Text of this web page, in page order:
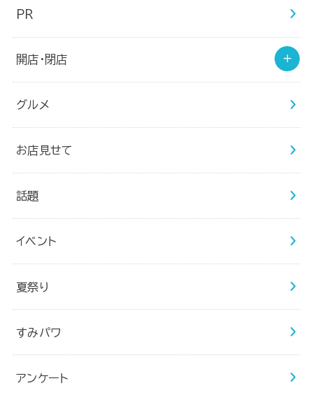
PR
開店・閉店
グルメ
お店見せて
話題
イベント
夏祭り
すみパワ
アンケート